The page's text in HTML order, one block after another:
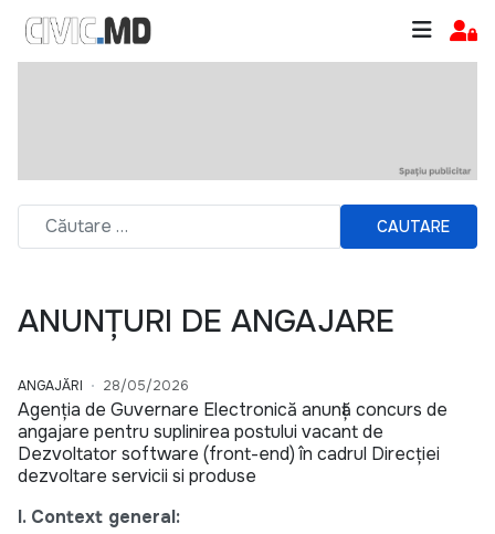
CAUTARE
ANUNȚURI DE ANGAJARE
ANGAJĂRI 28/05/2026
Agenția de Guvernare Electronică anunță concurs de
angajare pentru suplinirea postului vacant de
Dezvoltator software (front-end) în cadrul Direcției
dezvoltare servicii si produse
I. Context general: